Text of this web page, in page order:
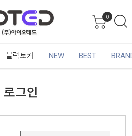
0
블럭토커 NEW BEST
로그인